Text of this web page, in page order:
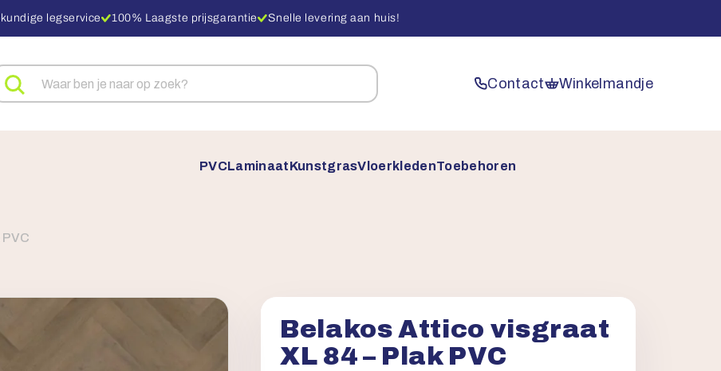
legservice 100% Laagste prijsgarantie Snelle levering aan huis!
Contact Winkelmandje
PVCLaminaatKunstgrasVloerkledenToebehoren
Belakos Attico visgraat
XL 84 – Plak PVC